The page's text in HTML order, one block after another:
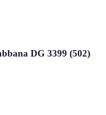
DG 3399 (502)